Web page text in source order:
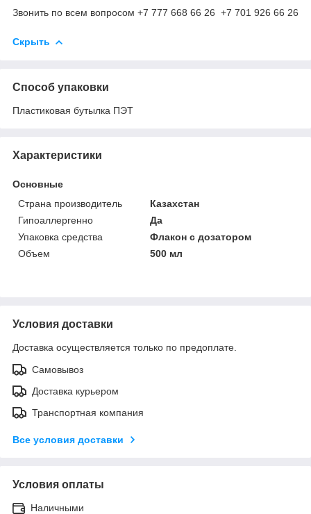
Звонить по всем вопросом +7 777 668 66 26 +7 701 926 66 26
Скрыть
Способ упаковки
Пластиковая бутылка ПЭТ
Характеристики
Основные
Страна производитель
Казахстан
Гипоаллергенно
Да
Упаковка средства
Флакон с дозатором
Объем
500 мл
Условия доставки
Доставка осуществляется только по предоплате.
Самовывоз
Доставка курьером
Транспортная компания
Все условия доставки
Условия оплаты
Наличными